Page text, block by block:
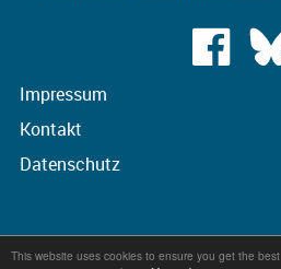
This website uses cookies to ensure you get the best
Impressum
Kontakt
Datenschutz